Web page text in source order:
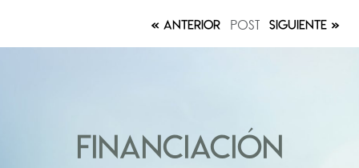
ANTERIOR POST SIGUIENTE
FINANCIACIÓN